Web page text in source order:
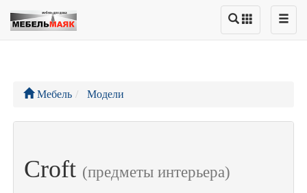
Мебель Модели
Croft (предметы интерьера)